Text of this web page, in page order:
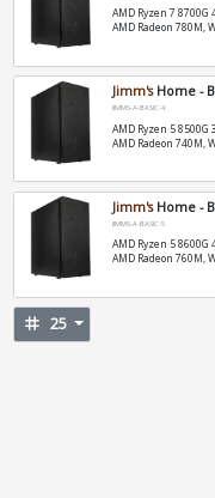
AMD Ryzen 7 8700G
AMD Radeon 780M,
Jimm'sHome -
JIMMS-A-BASIC-4
AMD Ryzen 5 8500G
AMD Radeon 740M,
Jimm'sHome -
JIMMS-A-BASIC-5
AMD Ryzen 5 8600G
AMD Radeon 760M,
tag 25